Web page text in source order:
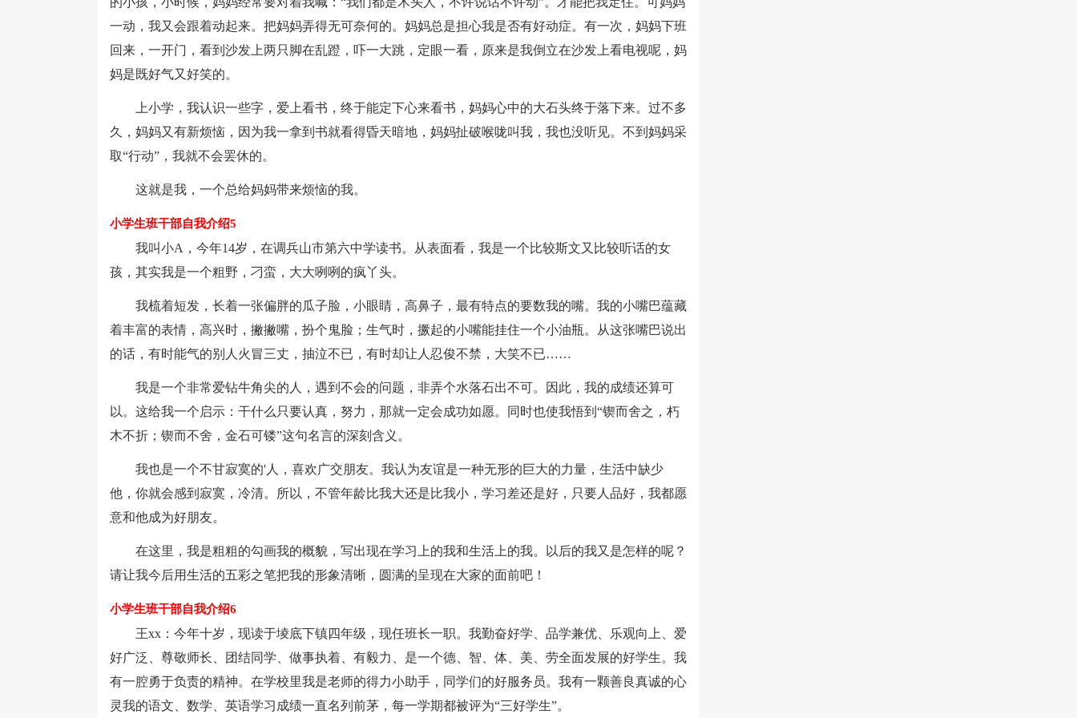
一动，我又会跟着动起来。把妈妈弄得无可奈何的。妈妈总是担心我是否有好动症。有一次，妈妈下班
回来，一开门，看到沙发上两只脚在乱蹬，吓一大跳，定眼一看，原来是我倒立在沙发上看电视呢，妈
妈是既好气又好笑的。
上小学，我认识一些字，爱上看书，终于能定下心来看书，妈妈心中的大石头终于落下来。过不多
久，妈妈又有新烦恼，因为我一拿到书就看得昏天暗地，妈妈扯破喉咙叫我，我也没听见。不到妈妈采
取“行动”，我就不会罢休的。
这就是我，一个总给妈妈带来烦恼的我。
小学生班干部自我介绍5
我叫小A，今年14岁，在调兵山市第六中学读书。从表面看，我是一个比较斯文又比较听话的女
孩，其实我是一个粗野，刁蛮，大大咧咧的疯丫头。
我梳着短发，长着一张偏胖的瓜子脸，小眼睛，高鼻子，最有特点的要数我的嘴。我的小嘴巴蕴藏
着丰富的表情，高兴时，撇撇嘴，扮个鬼脸；生气时，撅起的小嘴能挂住一个小油瓶。从这张嘴巴说出
的话，有时能气的别人火冒三丈，抽泣不已，有时却让人忍俊不禁，大笑不已……
我是一个非常爱钻牛角尖的人，遇到不会的问题，非弄个水落石出不可。因此，我的成绩还算可
以。这给我一个启示：干什么只要认真，努力，那就一定会成功如愿。同时也使我悟到“锲而舍之，朽
木不折；锲而不舍，金石可镂”这句名言的深刻含义。
我也是一个不甘寂寞的'人，喜欢广交朋友。我认为友谊是一种无形的巨大的力量，生活中缺少
他，你就会感到寂寞，冷清。所以，不管年龄比我大还是比我小，学习差还是好，只要人品好，我都愿
意和他成为好朋友。
在这里，我是粗粗的勾画我的概貌，写出现在学习上的我和生活上的我。以后的我又是怎样的呢？
请让我今后用生活的五彩之笔把我的形象清晰，圆满的呈现在大家的面前吧！
小学生班干部自我介绍6
王xx：今年十岁，现读于堎底下镇四年级，现任班长一职。我勤奋好学、品学兼优、乐观向上、爱
好广泛、尊敬师长、团结同学、做事执着、有毅力、是一个德、智、体、美、劳全面发展的好学生。我
有一腔勇于负责的精神。在学校里我是老师的得力小助手，同学们的好服务员。我有一颗善良真诚的心
灵我的语文、数学、英语学习成绩一直名列前茅，每一学期都被评为“三好学生”。